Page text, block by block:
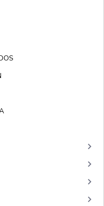
keyboard_arrow_right
keyboard_arrow_right
keyboard_arrow_right
keyboard_arrow_right